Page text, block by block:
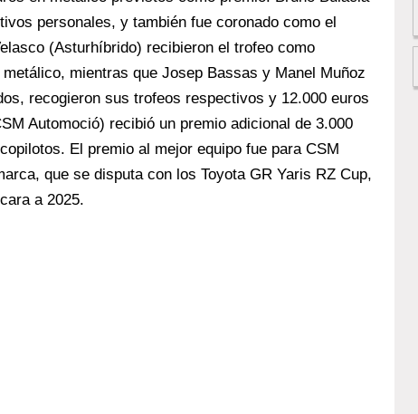
personales, y también fue coronado como el
(Asturhíbrido) recibieron el trofeo como
mientras que Josep Bassas y Manel Muñoz
recogieron sus trofeos respectivos y 12.000 euros
Automoció) recibió un premio adicional de 3.000
El premio al mejor equipo fue para CSM
que se disputa con los Toyota GR Yaris RZ Cup,
a 2025.